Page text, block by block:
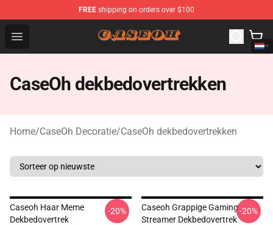
FREE shipping on orders over $100
Open menu
CaseOh Shop - Official CaseOh Merchandise Store
CaseOh dekbedovertrekken
Home/CaseOh Decoratie/CaseOh dekbedovertrekken
Caseoh Haar Meme
Dekbedovertrek
-20%
Caseoh Grappige Gaming
Streamer Dekbedovertrek
-20%